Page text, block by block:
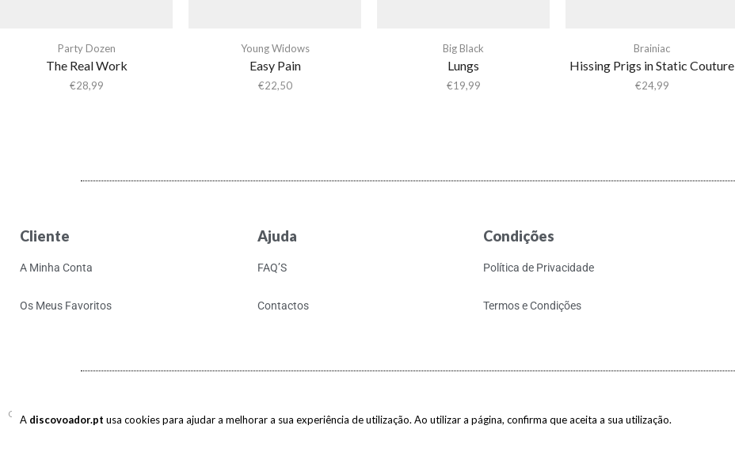
Party Dozen
The Real Work
€28,99
Young Widows
Easy Pain
€22,50
Big Black
Lungs
€19,99
Brainiac
Hissing Prigs in Static Couture
€24,99
A discovoador.pt usa cookies para ajudar a melhorar a sua experiência de utilização. Ao utilizar a página, confirma que aceita a sua utilização.
Cliente
A Minha Conta
Os Meus Favoritos
Ajuda
FAQ’S
Contactos
Condições
Política de Privacidade
Termos e Condições
Copyright © 2017-2026 discovoador. Todos os direitos reservados.